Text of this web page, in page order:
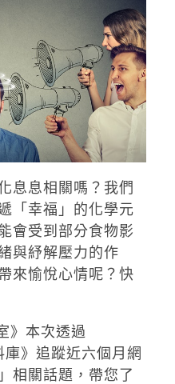
息息相關嗎？我們
「幸福」的化學元
會受到部分食物影
與紓解壓力的作
來愉悅心情呢？快
》本次透過
庫》追蹤近六個月網
相關話題，帶您了